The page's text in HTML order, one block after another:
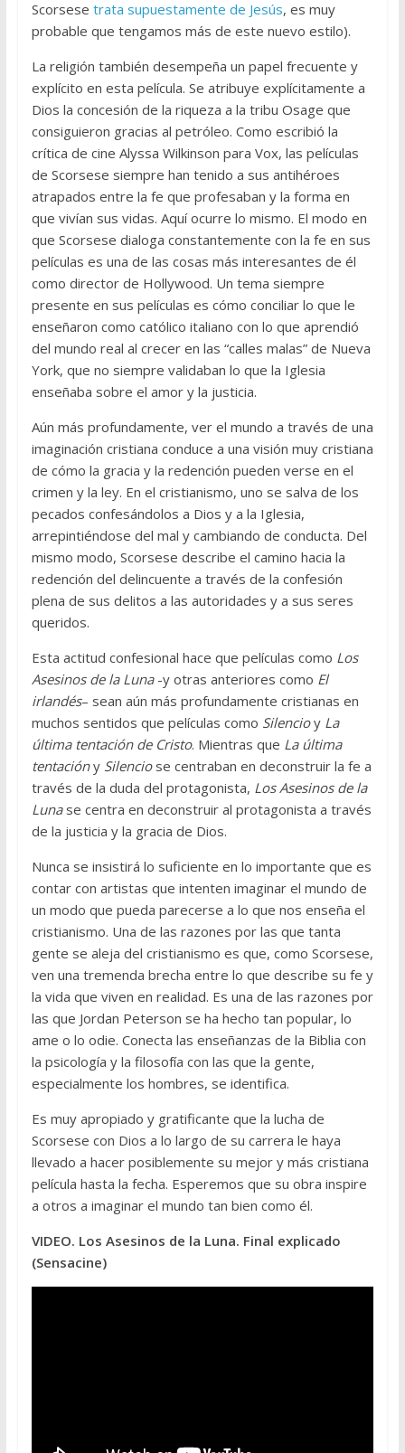
Scorsese trata supuestamente de Jesús, es muy
probable que tengamos más de este nuevo estilo).
La religión también desempeña un papel frecuente y
explícito en esta película. Se atribuye explícitamente a
Dios la concesión de la riqueza a la tribu Osage que
consiguieron gracias al petróleo. Como escribió la
crítica de cine Alyssa Wilkinson para Vox, las películas
de Scorsese siempre han tenido a sus antihéroes
atrapados entre la fe que profesaban y la forma en
que vivían sus vidas. Aquí ocurre lo mismo. El modo en
que Scorsese dialoga constantemente con la fe en sus
películas es una de las cosas más interesantes de él
como director de Hollywood. Un tema siempre
presente en sus películas es cómo conciliar lo que le
enseñaron como católico italiano con lo que aprendió
del mundo real al crecer en las “calles malas” de Nueva
York, que no siempre validaban lo que la Iglesia
enseñaba sobre el amor y la justicia.
Aún más profundamente, ver el mundo a través de una
imaginación cristiana conduce a una visión muy cristiana
de cómo la gracia y la redención pueden verse en el
crimen y la ley. En el cristianismo, uno se salva de los
pecados confesándolos a Dios y a la Iglesia,
arrepintiéndose del mal y cambiando de conducta. Del
mismo modo, Scorsese describe el camino hacia la
redención del delincuente a través de la confesión
plena de sus delitos a las autoridades y a sus seres
queridos.
Esta actitud confesional hace que películas como Los
Asesinos de la Luna-y otras anteriores como El
irlandés– sean aún más profundamente cristianas en
muchos sentidos que películas como Silencioy La
última tentación de Cristo. Mientras que La última
tentacióny Silenciose centraban en deconstruir la fe a
través de la duda del protagonista, Los Asesinos de la
Lunase centra en deconstruir al protagonista a través
de la justicia y la gracia de Dios.
Nunca se insistirá lo suficiente en lo importante que es
contar con artistas que intenten imaginar el mundo de
un modo que pueda parecerse a lo que nos enseña el
cristianismo. Una de las razones por las que tanta
gente se aleja del cristianismo es que, como Scorsese,
ven una tremenda brecha entre lo que describe su fe y
la vida que viven en realidad. Es una de las razones por
las que Jordan Peterson se ha hecho tan popular, lo
ame o lo odie. Conecta las enseñanzas de la Biblia con
la psicología y la filosofía con las que la gente,
especialmente los hombres, se identifica.
Es muy apropiado y gratificante que la lucha de
Scorsese con Dios a lo largo de su carrera le haya
llevado a hacer posiblemente su mejor y más cristiana
película hasta la fecha. Esperemos que su obra inspire
a otros a imaginar el mundo tan bien como él.
VIDEO. Los Asesinos de la Luna. Final explicado
(Sensacine)